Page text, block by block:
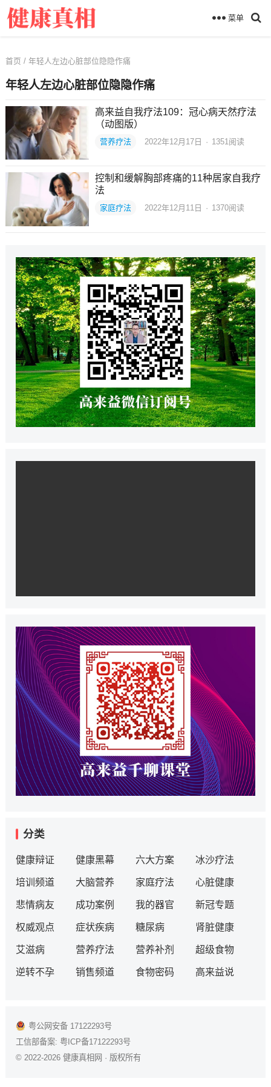
菜单
首页 / 年轻人左边心脏部位隐隐作痛
年轻人左边心脏部位隐隐作痛
高来益自我疗法109：冠心病天然疗法
（动图版）
营养疗法 2022年12月17日 · 1351 阅读
控制和缓解胸部疼痛的11种居家自我疗
法
家庭疗法 2022年12月11日 · 1370阅读
分类
健康辩证 健康黑幕 六大方案 冰沙疗法
培训频道 大脑营养 家庭疗法 心脏健康
悲情病友 成功案例 我的器官 新冠专题
权威观点 症状疾病 糖尿病 肾脏健康
艾滋病 营养疗法 营养补剂 超级食物
逆转不孕 销售频道 食物密码 高来益说
粤公网安备 17122293号
工信部备案: 粤ICP备17122293号
© 2022-2026 健康真相网 · 版权所有